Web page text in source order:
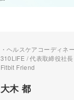
・ヘルスケアコーディネ
310LIFE / 代表取締役社
Fitbit Friend
大木 都